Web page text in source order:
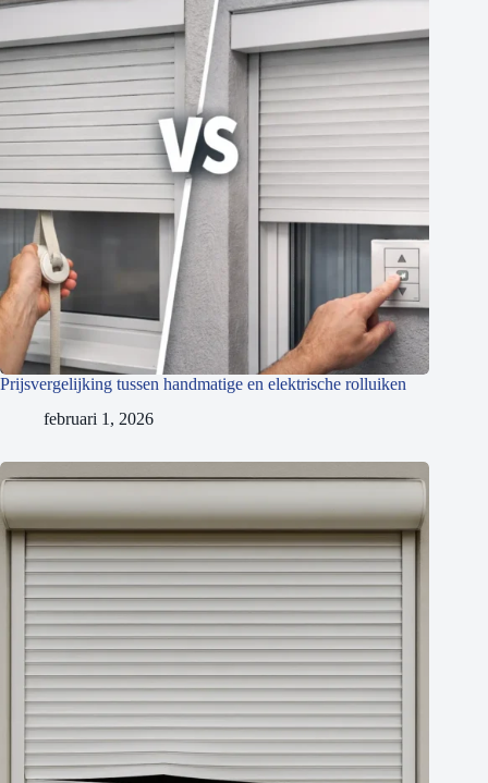
Prijsvergelijking tussen handmatige en elektrische rolluiken
februari 1, 2026